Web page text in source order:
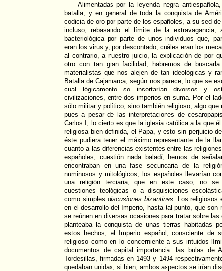
Alimentadas por la leyenda negra
batalla, y en general de toda la conquista de
codicia de oro por parte de los españoles, a su sed
incluso, rebasando el límite de la extravagancia,
bacteriológica por parte de unos individuos que,
eran los virus y, por descontado, cuáles eran los
al contrario, a nuestro juicio, la explicación de por
otro con tan gran facilidad, habremos de
materialistas que nos alejen de tan ideológicas y
Batalla de Cajamarca, según nos parece, lo que se
cual lógicamente se insertarían diversos y
civilizaciones, entre dos imperios en suma. Por el
sólo militar y político, sino también religioso, algo que
pues a pesar de las interpretaciones de
Carlos I, lo cierto es que la iglesia católica a la que
religiosa bien definida, el Papa, y esto sin perjuicio
éste pudiera tener el máximo representante de la
cuanto a las diferencias existentes entre las
españoles, cuestión nada baladí, hemos de
encontraban en una fase secundaria de la
numinosos y mitológicos, los españoles llevarían
una religión terciaria, que en este caso, no se
cuestiones teológicas o a disquisiciones
como simples discusiones bizantinas . Los
en el desarrollo del Imperio, hasta tal punto, que son
se reúnen en diversas ocasiones para tratar sobre
planteaba la conquista de unas tierras habitadas
estos hechos, el Imperio español, consciente de
religioso como en lo concerniente a sus intuidos
documentos de capital importancia: las bulas de
Tordesillas, firmadas en 1493 y 1494
quedaban unidas, si bien, ambos aspectos se irían